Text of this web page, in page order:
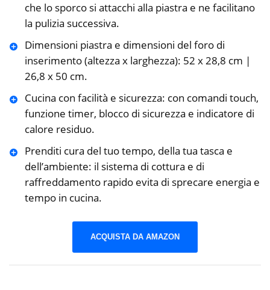
che lo sporco si attacchi alla piastra e ne facilitano
la pulizia successiva.
Dimensioni piastra e dimensioni del foro di
inserimento (altezza x larghezza): 52 x 28,8 cm |
26,8 x 50 cm.
Cucina con facilità e sicurezza: con comandi touch,
funzione timer, blocco di sicurezza e indicatore di
calore residuo.
Prenditi cura del tuo tempo, della tua tasca e
dell’ambiente: il sistema di cottura e di
raffreddamento rapido evita di sprecare energia e
tempo in cucina.
ACQUISTA DA AMAZON